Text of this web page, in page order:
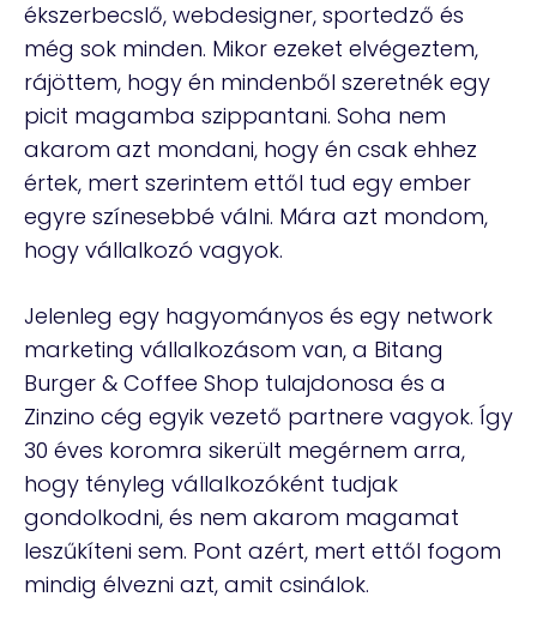
ékszerbecslő, webdesigner, sportedző és
még sok minden. Mikor ezeket elvégeztem,
rájöttem, hogy én mindenből szeretnék egy
picit magamba szippantani. Soha nem
akarom azt mondani, hogy én csak ehhez
értek, mert szerintem ettől tud egy ember
egyre színesebbé válni. Mára azt mondom,
hogy vállalkozó vagyok.
Jelenleg egy hagyományos és egy network
marketing vállalkozásom van, a Bitang
Burger & Coffee Shop tulajdonosa és a
Zinzino cég egyik vezető partnere vagyok. Így
30 éves koromra sikerült megérnem arra,
hogy tényleg vállalkozóként tudjak
gondolkodni, és nem akarom magamat
leszűkíteni sem. Pont azért, mert ettől fogom
mindig élvezni azt, amit csinálok.